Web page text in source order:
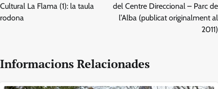
Cultural La Flama (1): la taula
rodona
del Centre Direccional – Parc de
l’Alba (publicat originalment al
2011)
Informacions Relacionades